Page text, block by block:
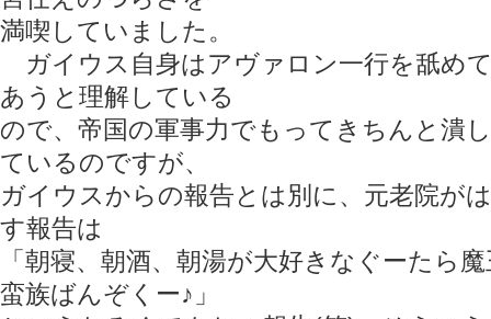
満喫していました。
ガイウス自身はアヴァロン一行を舐め
あうと理解している
ので、帝国の軍事力でもってきちんと潰
ているのですが、
ガイウスからの報告とは別に、元老院が
す報告は
「朝寝、朝酒、朝湯が大好きなぐーたら
蛮族ばんぞくー♪」